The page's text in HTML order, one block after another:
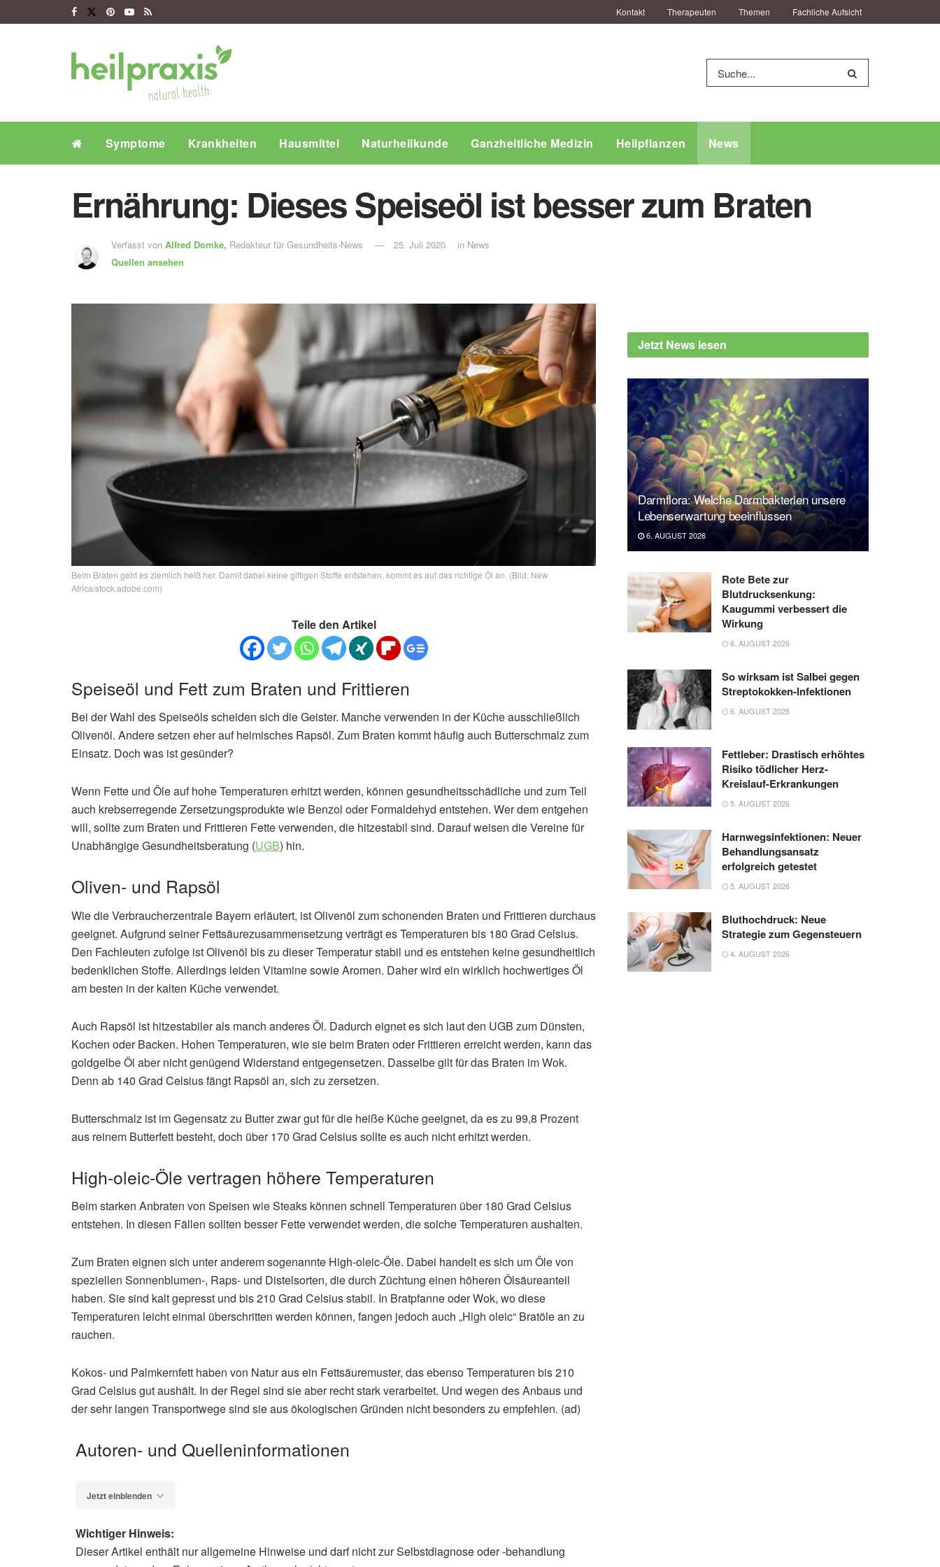
Kontakt Therapeuten Themen Fachliche Aufsicht
Symptome Krankheiten Hausmittel Naturheilkunde Ganzheitliche Medizin Heilpflanzen News
Ernährung: Dieses Speiseöl ist besser zum Braten
Verfasst von Alfred Domke, Redakteur für Gesundheits-News
Quellen ansehen
25. Juli 2020 in News
Beim Braten geht es ziemlich heiß her. Damit dabei keine giftigen Stoffe entstehen, kommt es auf das richtige Öl an. (Bild: New
Africa/stock.adobe.com)
Teile den Artikel
Speiseöl und Fett zum Braten und Frittieren
Bei der Wahl des Speiseöls scheiden sich die Geister. Manche verwenden in der Küche ausschließlich
Olivenöl. Andere setzen eher auf heimisches Rapsöl. Zum Braten kommt häufig auch Butterschmalz zum
Einsatz. Doch was ist gesünder?
Wenn Fette und Öle auf hohe Temperaturen erhitzt werden, können gesundheitsschädliche und zum Teil
auch krebserregende Zersetzungsprodukte wie Benzol oder Formaldehyd entstehen. Wer dem entgehen
will, sollte zum Braten und Frittieren Fette verwenden, die hitzestabil sind. Darauf weisen die Vereine für
Unabhängige Gesundheitsberatung (UGB) hin.
Oliven- und Rapsöl
Wie die Verbraucherzentrale Bayern erläutert, ist Olivenöl zum schonenden Braten und Frittieren durchaus
geeignet. Aufgrund seiner Fettsäurezusammensetzung verträgt es Temperaturen bis 180 Grad Celsius.
Den Fachleuten zufolge ist Olivenöl bis zu dieser Temperatur stabil und es entstehen keine gesundheitlich
bedenklichen Stoffe. Allerdings leiden Vitamine sowie Aromen. Daher wird ein wirklich hochwertiges Öl
am besten in der kalten Küche verwendet.
Auch Rapsöl ist hitzestabiler als manch anderes Öl. Dadurch eignet es sich laut den UGB zum Dünsten,
Kochen oder Backen. Hohen Temperaturen, wie sie beim Braten oder Frittieren erreicht werden, kann das
goldgelbe Öl aber nicht genügend Widerstand entgegensetzen. Dasselbe gilt für das Braten im Wok.
Denn ab 140 Grad Celsius fängt Rapsöl an, sich zu zersetzen.
Butterschmalz ist im Gegensatz zu Butter zwar gut für die heiße Küche geeignet, da es zu 99,8 Prozent
aus reinem Butterfett besteht, doch über 170 Grad Celsius sollte es auch nicht erhitzt werden.
High-oleic-Öle vertragen höhere Temperaturen
Beim starken Anbraten von Speisen wie Steaks können schnell Temperaturen über 180 Grad Celsius
entstehen. In diesen Fällen sollten besser Fette verwendet werden, die solche Temperaturen aushalten.
Zum Braten eignen sich unter anderem sogenannte High-oleic-Öle. Dabei handelt es sich um Öle von
speziellen Sonnenblumen-, Raps- und Distelsorten, die durch Züchtung einen höheren Ölsäureanteil
haben. Sie sind kalt gepresst und bis 210 Grad Celsius stabil. In Bratpfanne oder Wok, wo diese
Temperaturen leicht einmal überschritten werden können, fangen jedoch auch „High oleic“ Bratöle an zu
rauchen.
Kokos- und Palmkernfett haben von Natur aus ein Fettsäuremuster, das ebenso Temperaturen bis 210
Grad Celsius gut aushält. In der Regel sind sie aber recht stark verarbeitet. Und wegen des Anbaus und
der sehr langen Transportwege sind sie aus ökologischen Gründen nicht besonders zu empfehlen. (ad)
Autoren- und Quelleninformationen
Jetzt einblenden
Alfred Domke
Wichtiger Hinweis:
Dieser Artikel enthält nur allgemeine Hinweise und darf nicht zur Selbstdiagnose oder -behandlung
Jetzt News lesen
Darmflora: Welche Darmbakterien unsere
Lebenserwartung beeinflussen
6. AUGUST 2026
Rote Bete zur
Blutdrucksenkung:
Kaugummi verbessert die
Wirkung
6. AUGUST 2026
So wirksam ist Salbei gegen
Streptokokken-Infektionen
6. AUGUST 2026
Fettleber: Drastisch erhöhtes
Risiko tödlicher Herz-
Kreislauf-Erkrankungen
5. AUGUST 2026
Harnwegsinfektionen: Neuer
Behandlungsansatz
erfolgreich getestet
5. AUGUST 2026
Bluthochdruck: Neue
Strategie zum Gegensteuern
4. AUGUST 2026